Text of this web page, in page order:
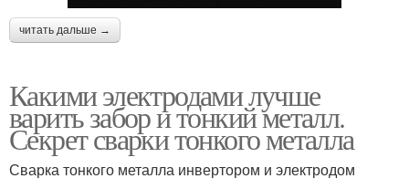
читать дальше →
Какими электродами лучше
варить забор и тонкий металл.
Секрет сварки тонкого металла
Сварка тонкого металла инвертором и электродом